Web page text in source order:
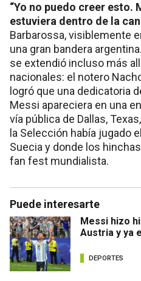
“Yo no puedo creer esto.
estuviera dentro de la
Barbarossa, visiblemente
una gran bandera
se extendió incluso más
nacionales: el notero
logró que una dedicatoria
Messi apareciera en una
vía pública de Dallas,
la Selección había jugado
Suecia y donde los
fan fest mundialista.
Puede interesarte
Messi hizo
Austria y ya
DEPORTES